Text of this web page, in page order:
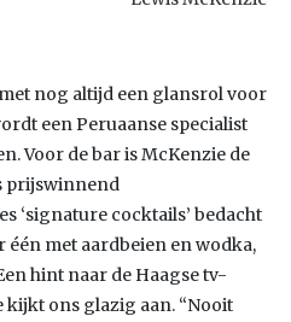
nog altijd een glansrol voor
een Peruaanse specialist
Voor de bar is McKenzie de
prijswinnend
‘signature cocktails’ bedacht
met aardbeien en wodka,
hint naar de Haagse tv-
ons glazig aan. “Nooit